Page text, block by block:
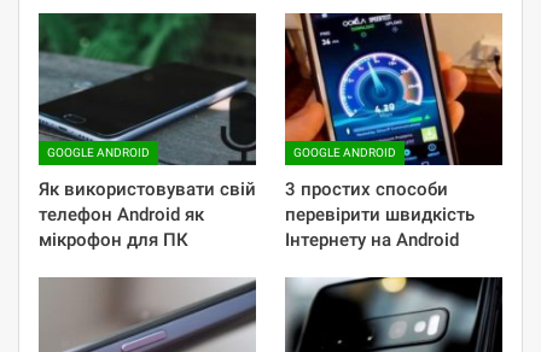
GOOGLE ANDROID
Як використовувати свій
телефон Android як
мікрофон для ПК
GOOGLE ANDROID
3 простих способи
перевірити швидкість
Інтернету на Android